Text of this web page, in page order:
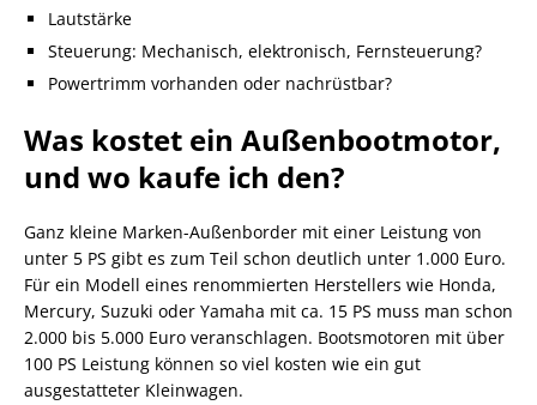
Lautstärke
Steuerung: Mechanisch, elektronisch, Fernsteuerung?
Powertrimm vorhanden oder nachrüstbar?
Was kostet ein Außenbootmotor,
und wo kaufe ich den?
Ganz kleine Marken-Außenborder mit einer Leistung von
unter 5 PS gibt es zum Teil schon deutlich unter 1.000 Euro.
Für ein Modell eines renommierten Herstellers wie Honda,
Mercury, Suzuki oder Yamaha mit ca. 15 PS muss man schon
2.000 bis 5.000 Euro veranschlagen. Bootsmotoren mit über
100 PS Leistung können so viel kosten wie ein gut
ausgestatteter Kleinwagen.